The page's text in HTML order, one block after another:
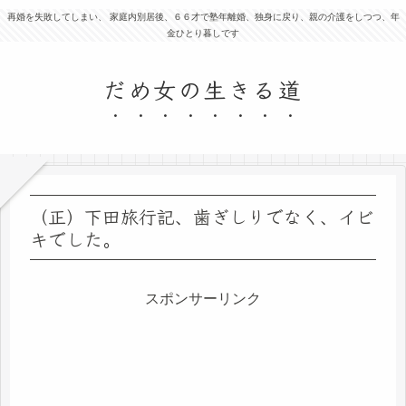
再婚を失敗してしまい、 家庭内別居後、６６才で塾年離婚、独身に戻り、親の介護をしつつ、年
金ひとり暮しです
だめ女の生きる道
（正）下田旅行記、歯ぎしりでなく、イビ
キでした。
スポンサーリンク